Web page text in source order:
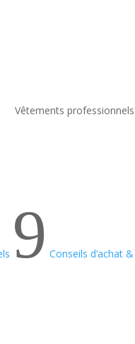
Vêtements professionnels
9 Conseils d’achat